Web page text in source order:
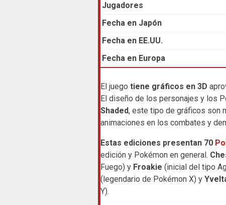
Jugadores
Fecha en Japón
Fecha en EE.UU.
Fecha en Europa
El juego tiene gráficos en 3D
El diseño de los personajes y los
Shaded, este tipo de gráficos son
animaciones en los combates y
Estas ediciones presentan 70
edición y Pokémon en general.
Fuego) y Froakie (inicial del tipo
(legendario de Pokémon X) y
Y).